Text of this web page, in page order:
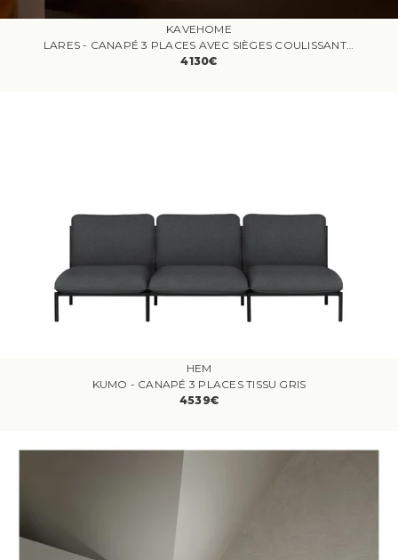
KAVEHOME
LARES - CANAPÉ 3 PLACES AVEC SIÈGES COULISSANTS ÉLECTRIQUES ET APPUI-TÊTE INCLINABLE
4130€
HEM
KUMO - CANAPÉ 3 PLACES TISSU GRIS
4539€